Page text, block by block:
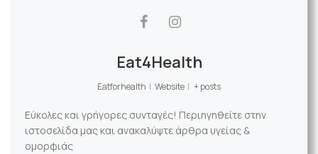
Eat4Health
Eatforhealth | Website | + posts
Εύκολες και γρήγορες συνταγές! Περιηγηθείτε στην
ιστοσελίδα μας και ανακαλύψτε άρθρα υγείας &
ομορφιάς